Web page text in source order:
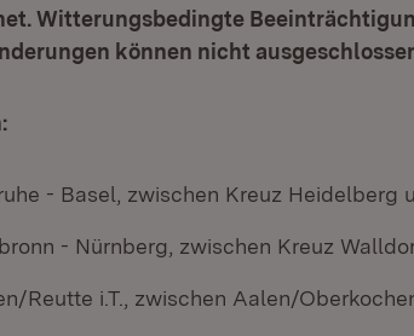
Witterungsbedingte
können nicht
- Basel, zwischen Kreuz Heidelberg
- Nürnberg, zwischen Kreuz
Reutte i.T., zwischen Aalen/